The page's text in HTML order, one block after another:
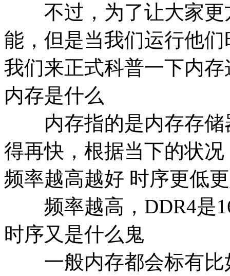
不过，为了让大家更
能，但是当我们运行他
我们来正式科普一下内
内存是什么
内存指的是内存存储
得再快，根据当下的状
频率越高越好 时序更低
频率越高，DDR4是
时序又是什么鬼
一般内存都会标有比